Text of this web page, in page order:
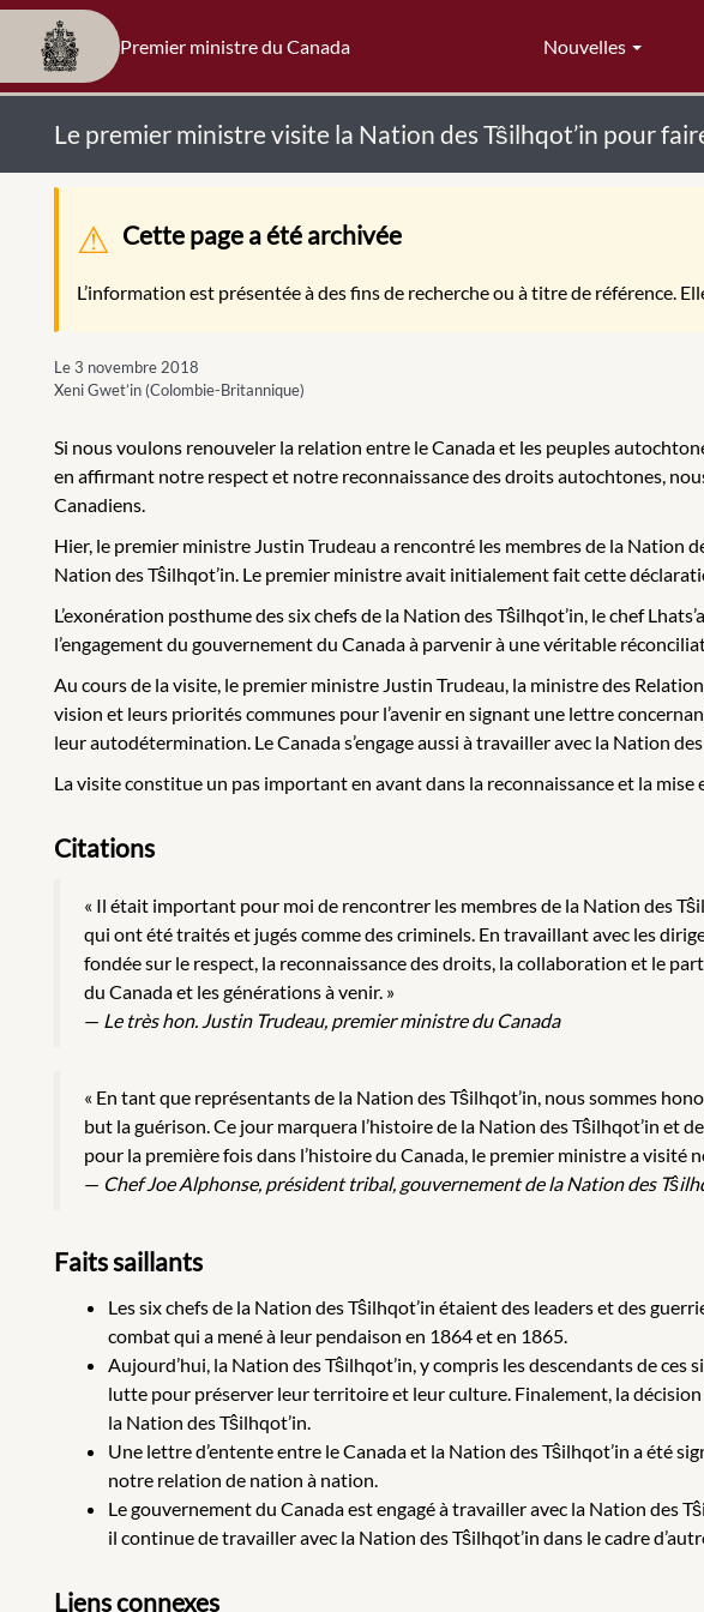
Premier ministre du Canada Nouvelles
Le premier ministre visite la Nation des Tŝilhqot’in pour
Message d'avertissement
Cette page a été archivée
L’information est présentée à des fins de recherche ou à titre de référence.
Le 3 novembre 2018
Xeni Gwet’in (Colombie-Britannique)
Si nous voulons renouveler la relation entre le Canada et les peuples
en affirmant notre respect et notre reconnaissance des droits autochtones,
Canadiens.
Hier, le premier ministre Justin Trudeau a rencontré les membres de la Nation
Nation des Tŝilhqot’in. Le premier ministre avait initialement fait cette
L’exonération posthume des six chefs de la Nation des Tŝilhqot’in, le chef
l’engagement du gouvernement du Canada à parvenir à une véritable
Au cours de la visite, le premier ministre Justin Trudeau, la ministre des
vision et leurs priorités communes pour l’avenir en signant une lettre
leur autodétermination. Le Canada s’engage aussi à travailler avec la Nation
La visite constitue un pas important en avant dans la reconnaissance et la
Citations
« Il était important pour moi de rencontrer les membres de la Nation des
qui ont été traités et jugés comme des criminels. En travaillant avec les
fondée sur le respect, la reconnaissance des droits, la collaboration et le
du Canada et les générations à venir. »
— Le très hon. Justin Trudeau, premier ministre du Canada
« En tant que représentants de la Nation des Tŝilhqot’in, nous sommes
but la guérison. Ce jour marquera l’histoire de la Nation des Tŝilhqot’in et
pour la première fois dans l’histoire du Canada, le premier ministre a visité
— Chef Joe Alphonse, président tribal, gouvernement de la Nation des
Faits saillants
Les six chefs de la Nation des Tŝilhqot’in étaient des leaders et des
combat qui a mené à leur pendaison en 1864 et en 1865.
Aujourd’hui, la Nation des Tŝilhqot’in, y compris les descendants de
lutte pour préserver leur territoire et leur culture. Finalement, la
la Nation des Tŝilhqot’in.
Une lettre d’entente entre le Canada et la Nation des Tŝilhqot’in a été
notre relation de nation à nation.
Le gouvernement du Canada est engagé à travailler avec la Nation des
il continue de travailler avec la Nation des Tŝilhqot’in dans le cadre
Liens connexes